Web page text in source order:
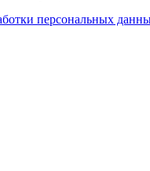
персональных